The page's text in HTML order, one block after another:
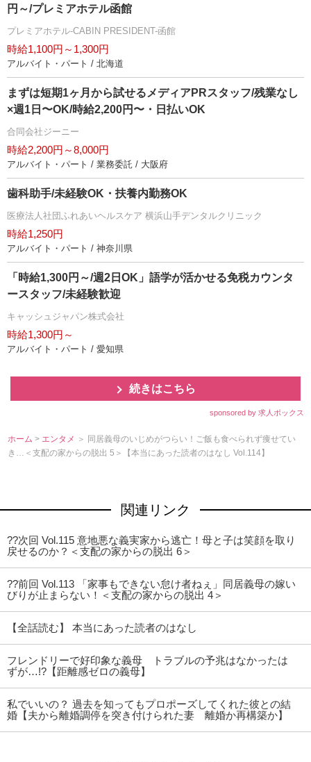
円～/プレミアホテル函館
プレミアホテル-CABIN PRESIDENT-函館
時給1,100円～1,300円
アルバイト・パート / 北海道
まずは短期1ヶ月から試せるメディアPRスタッフ/残業なし
×週1日〜OK/時給2,200円〜・日払いOK
合同会社ジーニー
時給2,200円～8,000円
アルバイト・パート / 業務委託 / 大阪府
歯科助手/未経験OK・扶養内勤務OK
医療法人社団ふれあいヘルスケア 横浜山手デンタルクリニック
時給1,250円
アルバイト・パート / 神奈川県
「時給1,300円～/週2日OK」語学が活かせる免税カウンタ
ースタッフ/未経験歓迎
キャッシュジャパン株式会社
時給1,300円～
アルバイト・パート / 愛知県
続きはこちら
sponsored by 求人ボックス
ホーム > エンタメ ＞ 同居義母のいじめがつらい！ご飯も食べられず痩せてい
き…＜支配の家からの脱出 5＞【本当にあった読者のはなし Vol.114】
関連リンク
??次回 Vol.115 意地悪な義実家から逃亡！母と子は笑顔を取り
戻せるのか？＜支配の家からの脱出 6＞
??前回 Vol.113 「家事もできない怠け者ねぇ」同居義母の嫁い
びりが止まらない！＜支配の家からの脱出 4＞
【全話読む】 本当にあった読者のはなし
フレンドリーで好印象な義母 トラブルの予兆はなかったは
ずが…!?【距離感ゼロの義母】
私でいいの？ 過去を知ってもプロポーズしてくれた彼との結
婚【夫から離婚調停を突き付けられた妻 離婚か再構築か】